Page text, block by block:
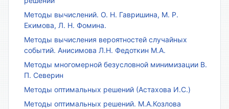
Методы вычислений. О. Н. Гавришина, М. Р.
Екимова, Л. Н. Фомина.
Методы вычисления вероятностей случайных
событий. Анисимова Л.Н. Федоткин М.А.
Методы многомерной безусловной минимизации В.
П. Северин
Методы оптимальных решений (Астахова И.С.)
Методы оптимальных решений. М.А.Козлова